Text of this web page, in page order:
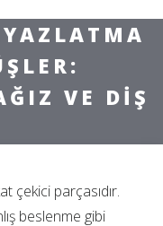
VE DIŞ
çekici parçasıdır.
beslenme gibi